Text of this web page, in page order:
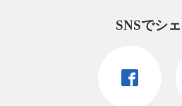
SNSでシ